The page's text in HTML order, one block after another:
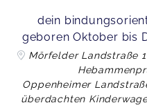
Mandy,Mar 25
Nicole,Mar 08
dein
geboren Oktober bis
Mörfelder Landstraße
Oppenheimer
überdachten